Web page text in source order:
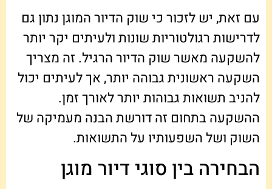
עם זאת, יש לזכור כי שוק הדיור המוגן נתון גם
לדרישות רגולטוריות שונות ולעיתים יקר יותר
להשקעה מאשר שוק הדיור הרגיל. זה מצריך
השקעה ראשונית גבוהה יותר, אך לעיתים יכול
להניב תשואות גבוהות יותר לאורך זמן.
ההשקעה בתחום זה דורשת הבנה מעמיקה של
השוק ושל השפעותיו על התשואות.
הבחירה בין סוגי דיור מוגן